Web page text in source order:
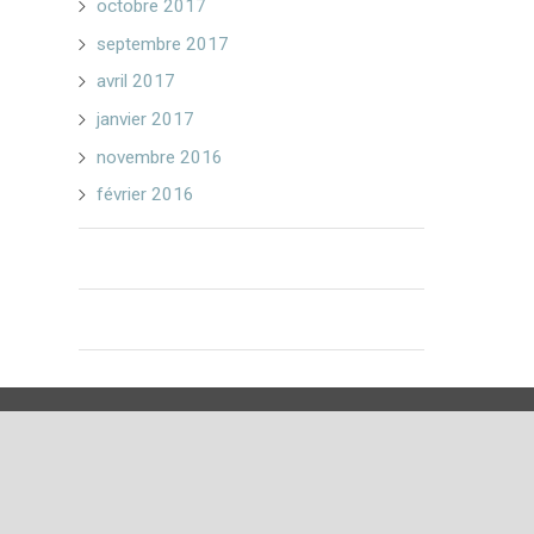
octobre 2017
septembre 2017
avril 2017
janvier 2017
novembre 2016
février 2016